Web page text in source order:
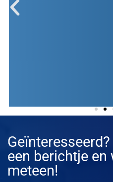
Volledige
Microsoft Security
een berichtje en
meteen!